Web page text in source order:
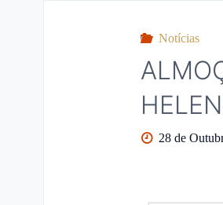
Notícias
28 de